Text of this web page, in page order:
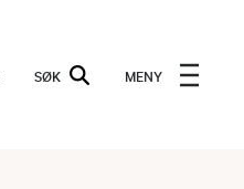
SØK MENY